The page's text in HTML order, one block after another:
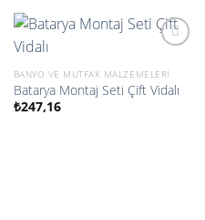
İstek
BANYO VE MUTFAK MALZEMELERI
Batarya Montaj Seti Çift Vidalı
₺247,16